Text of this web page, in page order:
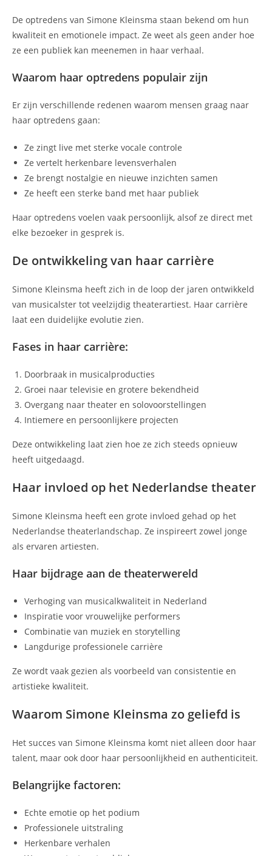
De optredens van Simone Kleinsma staan bekend om hun
kwaliteit en emotionele impact. Ze weet als geen ander hoe
ze een publiek kan meenemen in haar verhaal.
Waarom haar optredens populair zijn
Er zijn verschillende redenen waarom mensen graag naar
haar optredens gaan:
Ze zingt live met sterke vocale controle
Ze vertelt herkenbare levensverhalen
Ze brengt nostalgie en nieuwe inzichten samen
Ze heeft een sterke band met haar publiek
Haar optredens voelen vaak persoonlijk, alsof ze direct met
elke bezoeker in gesprek is.
De ontwikkeling van haar carrière
Simone Kleinsma heeft zich in de loop der jaren ontwikkeld
van musicalster tot veelzijdig theaterartiest. Haar carrière
laat een duidelijke evolutie zien.
Fases in haar carrière:
Doorbraak in musicalproducties
Groei naar televisie en grotere bekendheid
Overgang naar theater en solovoorstellingen
Intiemere en persoonlijkere projecten
Deze ontwikkeling laat zien hoe ze zich steeds opnieuw
heeft uitgedaagd.
Haar invloed op het Nederlandse theater
Simone Kleinsma heeft een grote invloed gehad op het
Nederlandse theaterlandschap. Ze inspireert zowel jonge
als ervaren artiesten.
Haar bijdrage aan de theaterwereld
Verhoging van musicalkwaliteit in Nederland
Inspiratie voor vrouwelijke performers
Combinatie van muziek en storytelling
Langdurige professionele carrière
Ze wordt vaak gezien als voorbeeld van consistentie en
artistieke kwaliteit.
Waarom Simone Kleinsma zo geliefd is
Het succes van Simone Kleinsma komt niet alleen door haar
talent, maar ook door haar persoonlijkheid en authenticiteit.
Belangrijke factoren:
Echte emotie op het podium
Professionele uitstraling
Herkenbare verhalen